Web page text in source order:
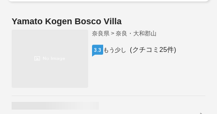
ザ ディア パーク イン
奈良県 > 奈良・大和郡山